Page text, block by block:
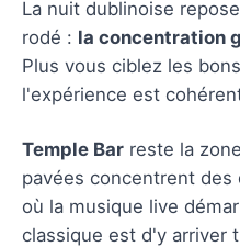
La nuit dublinoise
rodé : la concentration
Plus vous ciblez les
l'expérience est
Temple Bar reste la
pavées concentrent
où la musique live
classique est d'y arriver